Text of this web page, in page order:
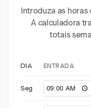
Introduza as horas
A calculadora
totais
DIA ENTRADA
Seg